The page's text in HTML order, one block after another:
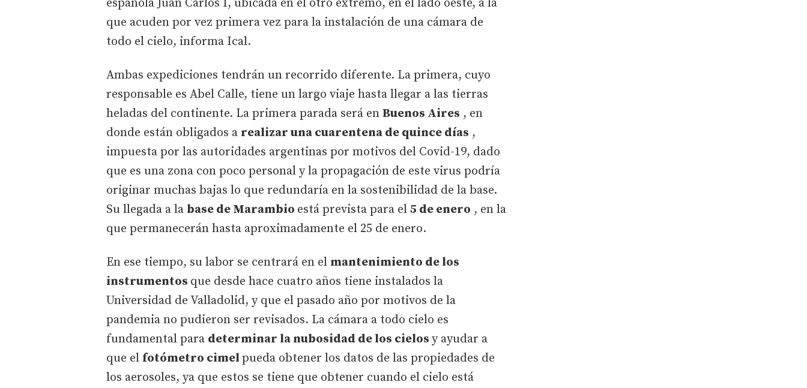
española Juan Carlos I, ubicada en el otro extremo, en el lado oeste, a la
que acuden por vez primera vez para la instalación de una cámara de
todo el cielo, informa Ical.
Ambas expediciones tendrán un recorrido diferente. La primera, cuyo
responsable es Abel Calle, tiene un largo viaje hasta llegar a las tierras
heladas del continente. La primera parada será en Buenos Aires , en
donde están obligados a realizar una cuarentena de quince días ,
impuesta por las autoridades argentinas por motivos del Covid-19, dado
que es una zona con poco personal y la propagación de este virus podría
originar muchas bajas lo que redundaría en la sostenibilidad de la base.
Su llegada a la base de Marambio está prevista para el 5 de enero , en la
que permanecerán hasta aproximadamente el 25 de enero.
En ese tiempo, su labor se centrará en el mantenimiento de los
instrumentos que desde hace cuatro años tiene instalados la
Universidad de Valladolid, y que el pasado año por motivos de la
pandemia no pudieron ser revisados. La cámara a todo cielo es
fundamental para determinar la nubosidad de los cielos y ayudar a
que el fotómetro cimel pueda obtener los datos de las propiedades de
los aerosoles, ya que estos se tiene que obtener cuando el cielo está